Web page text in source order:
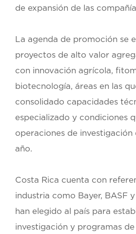
de expansión de las
La agenda de promoción se
proyectos de alto valor
con innovación agrícola,
biotecnología, áreas en las
consolidado capacidades
especializado y condiciones
operaciones de investigación
año.
Costa Rica cuenta con
industria como Bayer, BASF
han elegido al país para
investigación y programas